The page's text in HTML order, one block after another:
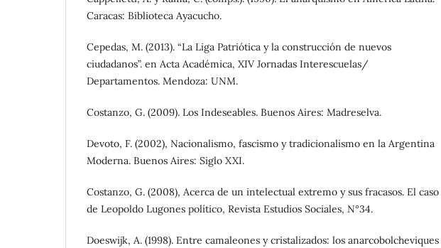
Caracas: Biblioteca Ayacucho.
Cepedas, M. (2013). “La Liga Patriótica y la construcción de nuevos
ciudadanos”. en Acta Académica, XIV Jornadas Interescuelas/
Departamentos. Mendoza: UNM.
Costanzo, G. (2009). Los Indeseables. Buenos Aires: Madreselva.
Devoto, F. (2002), Nacionalismo, fascismo y tradicionalismo en la Argentina
Moderna. Buenos Aires: Siglo XXI.
Costanzo, G. (2008), Acerca de un intelectual extremo y sus fracasos. El caso
de Leopoldo Lugones político, Revista Estudios Sociales, N°34.
Doeswijk, A. (1998). Entre camaleones y cristalizados: los anarcobolcheviques